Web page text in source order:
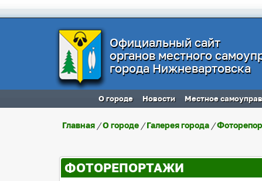
Официальный сайт
органов местного
города Нижневартовска
О городе Новости Местное
Главная /О городе /Галерея города /
ФОТОРЕПОРТАЖИ